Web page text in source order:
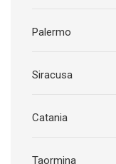
Palermo
Siracusa
Catania
Taormina